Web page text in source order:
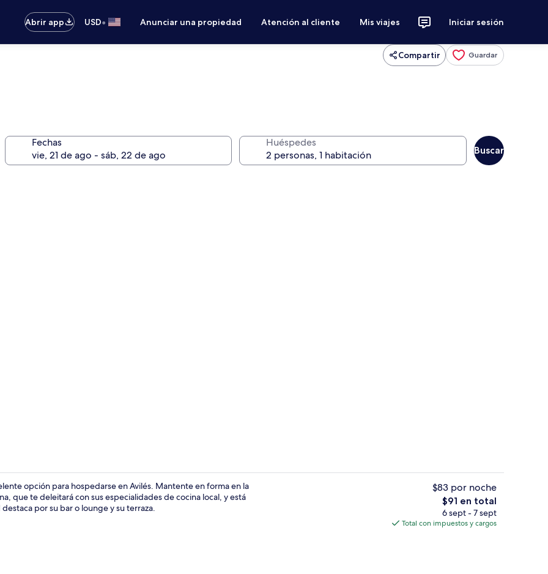
Abrir app
USD• Anunciar una propiedad Atención al cliente Mis viajes Iniciar sesión
Compartir Guardar
Fechas Huéspedes
Buscar
opción para hospedarse en Avilés. Mantente en forma en la
que te deleitará con sus especialidades de cocina local, y está
por su bar o lounge y su terraza.
$83 por noche
El
precio
total
$91 en total
6 sept - 7 sept
Total con impuestos y cargos